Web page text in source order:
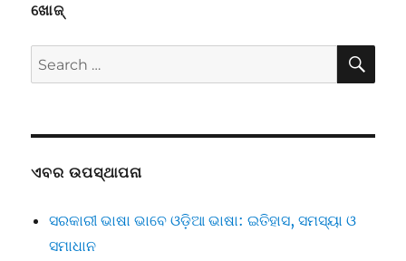
ଖୋଜ୍
Search
for:
ଏବର ଉପସ୍ଥାପନା
ସରକାରୀ ଭାଷା ଭାବେ ଓଡ଼ିଆ ଭାଷା: ଇତିହାସ, ସମସ୍ୟା ଓ
ସମାଧାନ